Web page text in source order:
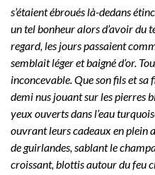
s’étaient ébroués là-dedans
un tel bonheur alors d’avoir du
regard, les jours passaient
semblait léger et baigné d’or.
inconcevable. Que son fils et sa
demi nus jouant sur les pierres
yeux ouverts dans l’eau
ouvrant leurs cadeaux en plein
de guirlandes, sablant le
croissant, blottis autour du feu